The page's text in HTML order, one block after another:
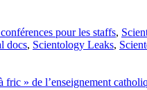
pour les staffs,
docs, Scientology Leaks,
fric » de l’enseignement